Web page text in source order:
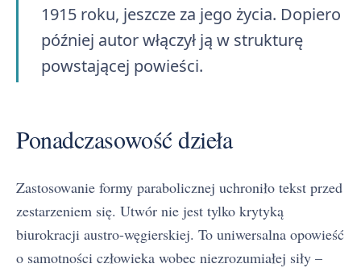
1915 roku, jeszcze za jego życia. Dopiero
później autor włączył ją w strukturę
powstającej powieści.
Ponadczasowość dzieła
Zastosowanie formy parabolicznej uchroniło tekst przed
zestarzeniem się. Utwór nie jest tylko krytyką
biurokracji austro-węgierskiej. To uniwersalna opowieść
o samotności człowieka wobec niezrozumiałej siły –